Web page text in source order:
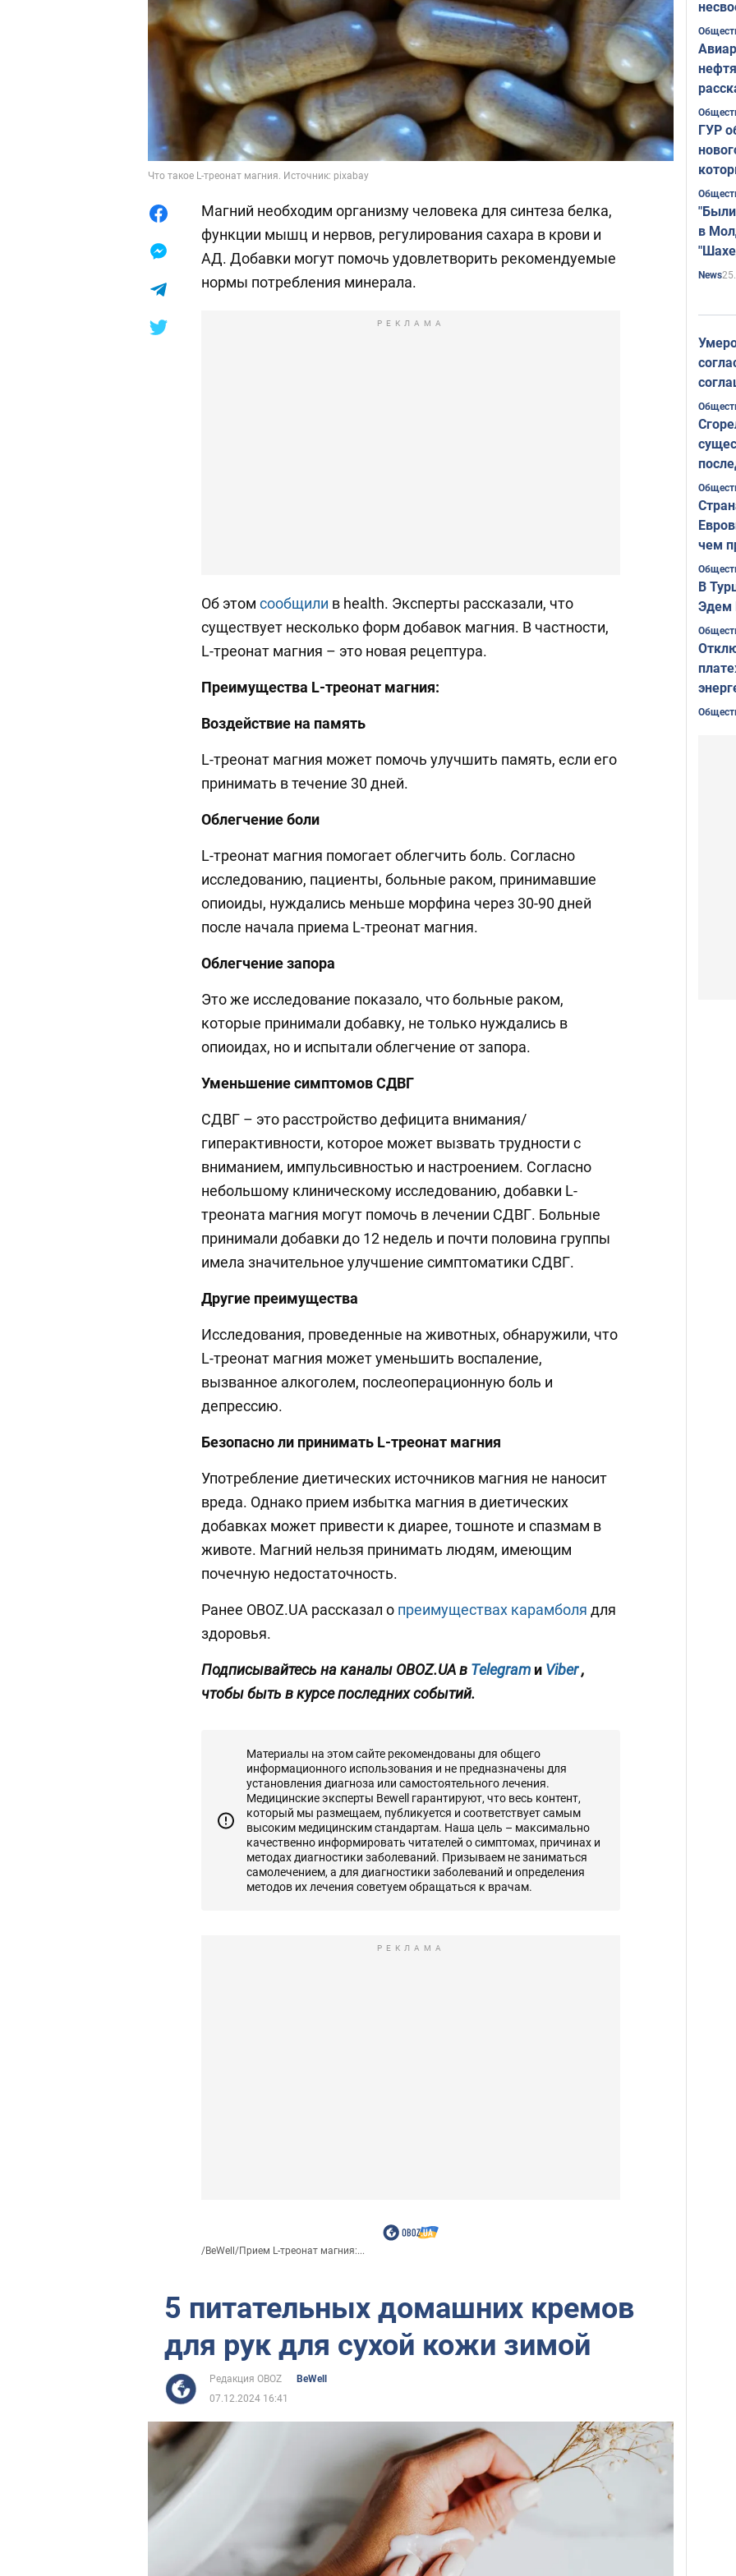
Что такое L-треонат магния. Источник: pixabay
Магний необходим организму человека для синтеза белка,
функции мышц и нервов, регулирования сахара в крови и
АД. Добавки могут помочь удовлетворить рекомендуемые
нормы потребления минерала.
РЕКЛАМА
Об этом сообщили в health. Эксперты рассказали, что
существует несколько форм добавок магния. В частности,
L-треонат магния – это новая рецептура.
Преимущества L-треонат магния:
Воздействие на память
L-треонат магния может помочь улучшить память, если его
принимать в течение 30 дней.
Облегчение боли
L-треонат магния помогает облегчить боль. Согласно
исследованию, пациенты, больные раком, принимавшие
опиоиды, нуждались меньше морфина через 30-90 дней
после начала приема L-треонат магния.
Облегчение запора
Это же исследование показало, что больные раком,
которые принимали добавку, не только нуждались в
опиоидах, но и испытали облегчение от запора.
Уменьшение симптомов СДВГ
СДВГ – это расстройство дефицита внимания/
гиперактивности, которое может вызвать трудности с
вниманием, импульсивностью и настроением. Согласно
небольшому клиническому исследованию, добавки L-
треоната магния могут помочь в лечении СДВГ. Больные
принимали добавки до 12 недель и почти половина группы
имела значительное улучшение симптоматики СДВГ.
Другие преимущества
Исследования, проведенные на животных, обнаружили, что
L-треонат магния может уменьшить воспаление,
вызванное алкоголем, послеоперационную боль и
депрессию.
Безопасно ли принимать L-треонат магния
Употребление диетических источников магния не наносит
вреда. Однако прием избытка магния в диетических
добавках может привести к диарее, тошноте и спазмам в
животе. Магний нельзя принимать людям, имеющим
почечную недостаточность.
Ранее OBOZ.UA рассказал о преимуществах карамболя для
здоровья.
Подписывайтесь на каналы OBOZ.UA в Telegram и Viber,
чтобы быть в курсе последних событий.
Материалы на этом сайте рекомендованы для общего
информационного использования и не предназначены для
установления диагноза или самостоятельного лечения.
Медицинские эксперты Bewell гарантируют, что весь контент,
который мы размещаем, публикуется и соответствует самым
высоким медицинским стандартам. Наша цель – максимально
качественно информировать читателей о симптомах, причинах и
методах диагностики заболеваний. Призываем не заниматься
самолечением, а для диагностики заболеваний и определения
методов их лечения советуем обращаться к врачам.
РЕКЛАМА
/BeWell /Прием L-треонат магния:...
5 питательных домашних кремов
для рук для сухой кожи зимой
Редакция OBOZ
BeWell
07.12.2024 16:41
ГУР
в
News
чем
В
Эдем